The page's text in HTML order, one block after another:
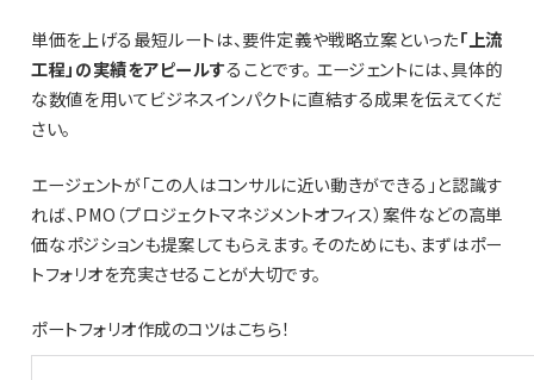
単価を上げる最短ルートは、要件定義や戦略立案といった「上流
工程」の実績をアピールすることです。 エージェントには、具体的
な数値を用いてビジネスインパクトに直結する成果を伝えてくだ
さい。
エージェントが「この人はコンサルに近い動きができる」と認識す
れば、PMO（プロジェクトマネジメントオフィス）案件などの高単
価なポジションも提案してもらえます。そのためにも、まずはポー
トフォリオを充実させることが大切です。
ポートフォリオ作成のコツはこちら！